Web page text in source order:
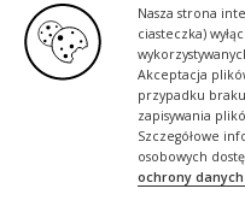
Nasza strona
ciasteczka)
Akceptacja
przypadku
zapisywania
Szczegółowe
osobowych
ochrony
rutyna.pl -